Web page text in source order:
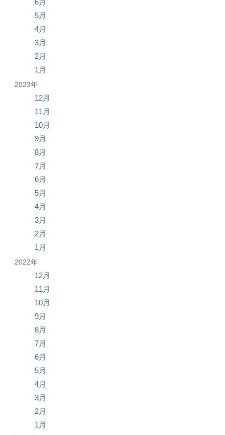
6月
5月
4月
3月
2月
1月
2023年
12月
11月
10月
9月
8月
7月
6月
5月
4月
3月
2月
1月
2022年
12月
11月
10月
9月
8月
7月
6月
5月
4月
3月
2月
1月